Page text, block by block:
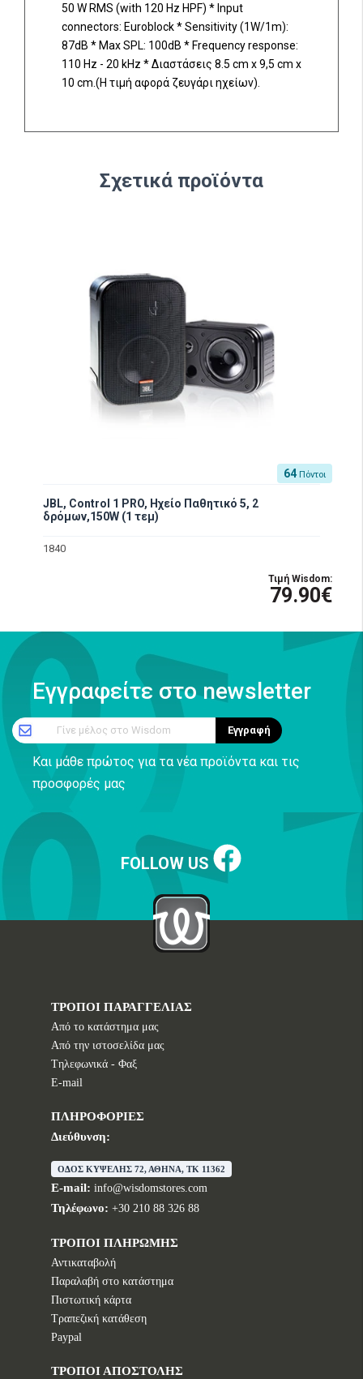
50 W RMS (with 120 Hz HPF) * Input
connectors: Euroblock * Sensitivity (1W/1m):
87dB * Max SPL: 100dB * Frequency response:
110 Hz - 20 kHz * Διαστάσεις 8.5 cm x 9,5 cm x
10 cm.(Η τιμή αφορά ζευγάρι ηχείων).
Σχετικά προϊόντα
64 Πόντοι
JBL, Control 1 PRO, Ηχείο Παθητικό 5, 2
δρόμων,150W (1 τεμ)
1840
Τιμή Wisdom:
79.90€
Εγγραφείτε στο newsletter
Γίνε μέλος στο Wisdom Εγγραφή
Και μάθε πρώτος για τα νέα προϊόντα και τις
προσφορές μας
FOLLOW US
ΤΡΟΠΟΙ ΠΑΡΑΓΓΕΛΙΑΣ
Από το κατάστημα μας
Από την ιστοσελίδα μας
Tηλεφωνικά - Φαξ
E-mail
ΠΛΗΡΟΦΟΡΙΕΣ
Διεύθυνση:
ΟΔΟΣ ΚΥΨΕΛΗΣ 72, ΑΘΗΝΑ, TK 11362
E-mail: info@wisdomstores.com
Τηλέφωνο: +30 210 88 326 88
ΤΡΟΠΟΙ ΠΛΗΡΩΜΗΣ
Αντικαταβολή
Παραλαβή στο κατάστημα
Πιστωτική κάρτα
Τραπεζική κατάθεση
Paypal
ΤΡΟΠΟΙ ΑΠΟΣΤΟΛΗΣ